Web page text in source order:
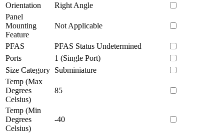
Orientation
Right Angle
Panel
Mounting
Feature
Not Applicable
PFAS
PFAS Status Undetermined
Ports
1 (Single Port)
Size Category Subminiature
Temp (Max
Degrees
Celsius)
85
Temp (Min
Degrees
Celsius)
-40